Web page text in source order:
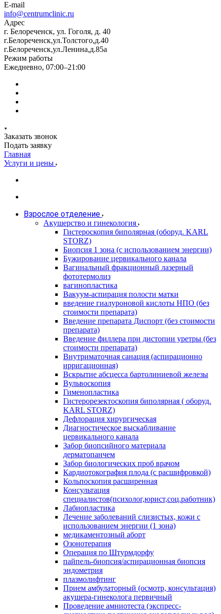
E-mail
info@centrumclinic.ru
Адрес
г. Белореченск, ул. Гоголя, д. 40
г.Белореченск,ул.Толстого,д.40
г.Белореченск,ул.Ленина,д.85а
Режим работы
Ежедневно, 07:00–21:00
Заказать звонок
Подать заявку
Главная
Услуги и цены
Взрослое отделение
Акушерство и гинекология
Гистероскопия биполярная (оборуд. KARL
STORZ)
Биопсия 1 зона (с использованием энергии)
Бужирование цервикального канала
Вагинальный фракционный лазерный
фототермолиз
вагинопластика
Вакуум-аспирация полости матки
введение гиалуроновой кислоты НПО (без
стоимости препарата)
Введение препарата Диспорт (без стоимости
препарата)
Введение филлера при дистопии уретры (без
стоимости препарата)
Внутриматочная санация (аспирационно
ирригационная)
Вскрытие абсцесса бартолиниевой железы
Вульвоскопия
Гименопластика
Гистерорезектоскопия биполярная ( оборуд.
KARL STORZ)
Дефлорация хирургическая
Диагностическое выскабливание
цервикального канала
Забор биопсийного материала
дерматопанчем
Забор биологических проб врачом
Кардиотокография плода (с расшифровкой)
Кольпоскопия расширенная
Консультация
специалистов(психолог,юрист,соц.работник)
Лабиопластика
Лечение заболеваний слизистых, кожи с
использованием энергии (1 зона)
медикаментозный аборт
Озонотерапия
Операция по Штурмдорфу
пайпель-биопсия/аспирационная биопсия
эндометрия
плазмолифтинг
Прием амбулаторный (осмотр, консультация)
акушера-гинеколога первичный
Проведение амниотеста (экспресс-